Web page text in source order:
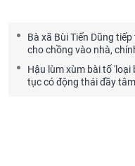
Bà xã Bùi Tiến Dũng
cho chồng vào nhà,
Hậu lùm xùm bài tố 'loại
tục có động thái đầy